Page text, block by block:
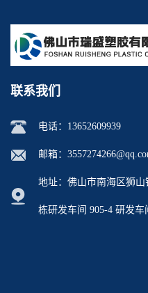
剂雾面滑剂防粘剂 TPU抗黄
变剂
联系我们
电话： 13652609939